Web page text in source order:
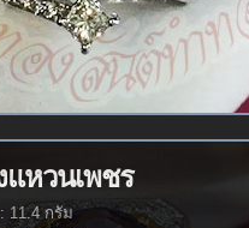
แหวนเพชร
11.4 กรัม